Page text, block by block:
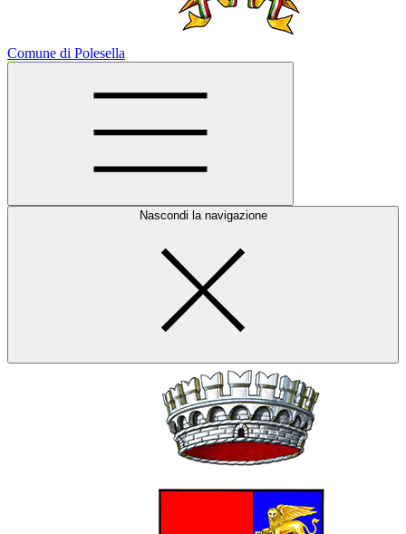
Comune di Polesella
Nascondi la navigazione